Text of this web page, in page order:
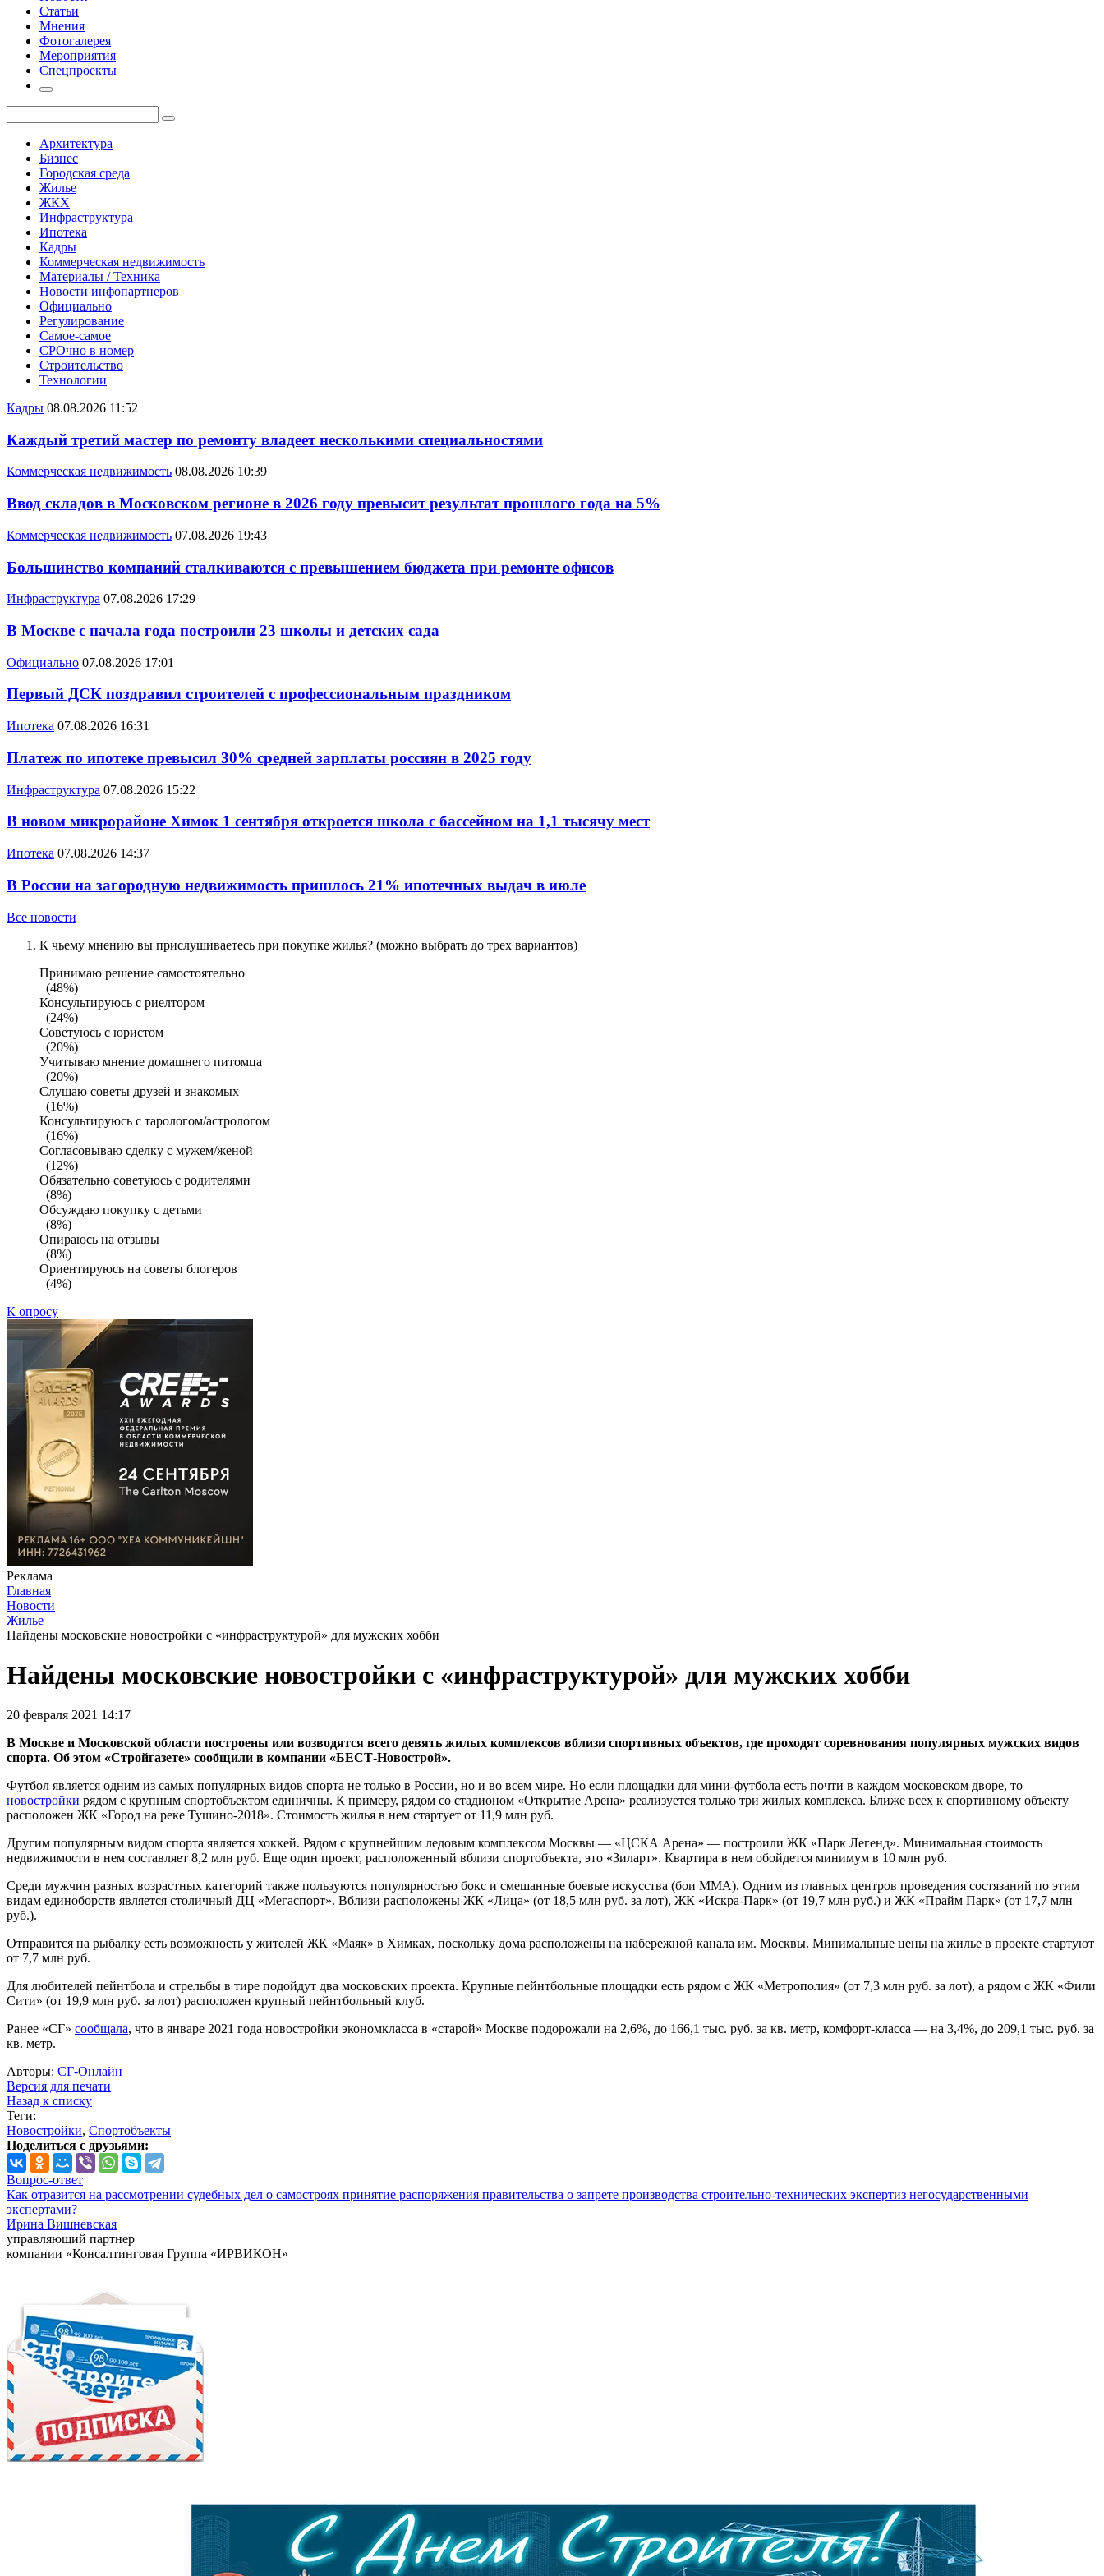
Статьи
Мнения
Фотогалерея
Мероприятия
Спецпроекты
Архитектура
Бизнес
Городская среда
Жилье
ЖКХ
Инфраструктура
Ипотека
Кадры
Коммерческая недвижимость
Материалы / Техника
Новости инфопартнеров
Официально
Регулирование
Самое-самое
СРОчно в номер
Строительство
Технологии
Кадры 08.08.2026 11:52
Каждый третий мастер по ремонту владеет несколькими специальностями
Коммерческая недвижимость 08.08.2026 10:39
Ввод складов в Московском регионе в 2026 году превысит результат прошлого года на 5%
Коммерческая недвижимость 07.08.2026 19:43
Большинство компаний сталкиваются с превышением бюджета при ремонте офисов
Инфраструктура 07.08.2026 17:29
В Москве с начала года построили 23 школы и детских сада
Официально 07.08.2026 17:01
Первый ДСК поздравил строителей с профессиональным праздником
Ипотека 07.08.2026 16:31
Платеж по ипотеке превысил 30% средней зарплаты россиян в 2025 году
Инфраструктура 07.08.2026 15:22
В новом микрорайоне Химок 1 сентября откроется школа с бассейном на 1,1 тысячу мест
Ипотека 07.08.2026 14:37
В России на загородную недвижимость пришлось 21% ипотечных выдач в июле
Все новости
К чьему мнению вы прислушиваетесь при покупке жилья? (можно выбрать до трех вариантов)
Принимаю решение самостоятельно
(48%)
Консультируюсь с риелтором
(24%)
Советуюсь с юристом
(20%)
Учитываю мнение домашнего питомца
(20%)
Слушаю советы друзей и знакомых
(16%)
Консультируюсь с тарологом/астрологом
(16%)
Согласовываю сделку с мужем/женой
(12%)
Обязательно советуюсь с родителями
(8%)
Обсуждаю покупку с детьми
(8%)
Опираюсь на отзывы
(8%)
Ориентируюсь на советы блогеров
(4%)
К опросу
Реклама
Главная
Новости
Жилье
Найдены московские новостройки с «инфраструктурой» для мужских хобби
Найдены московские новостройки с «инфраструктурой» для мужских хобби
20 февраля 2021 14:17
В Москве и Московской области построены или возводятся всего девять жилых комплексов вблизи спортивных объектов, где проходят соревнования популярных мужских видов
спорта. Об этом «Стройгазете» сообщили в компании «БЕСТ-Новострой».
Футбол является одним из самых популярных видов спорта не только в России, но и во всем мире. Но если площадки для мини-футбола есть почти в каждом московском дворе, то
новостройки рядом с крупным спортобъектом единичны. К примеру, рядом со стадионом «Открытие Арена» реализуется только три жилых комплекса. Ближе всех к спортивному объекту
расположен ЖК «Город на реке Тушино-2018». Стоимость жилья в нем стартует от 11,9 млн руб.
Другим популярным видом спорта является хоккей. Рядом с крупнейшим ледовым комплексом Москвы — «ЦСКА Арена» — построили ЖК «Парк Легенд». Минимальная стоимость
недвижимости в нем составляет 8,2 млн руб. Еще один проект, расположенный вблизи спортобъекта, это «Зиларт». Квартира в нем обойдется минимум в 10 млн руб.
Среди мужчин разных возрастных категорий также пользуются популярностью бокс и смешанные боевые искусства (бои MMA). Одним из главных центров проведения состязаний по этим
видам единоборств является столичный ДЦ «Мегаспорт». Вблизи расположены ЖК «Лица» (от 18,5 млн руб. за лот), ЖК «Искра-Парк» (от 19,7 млн руб.) и ЖК «Прайм Парк» (от 17,7 млн
руб.).
Отправится на рыбалку есть возможность у жителей ЖК «Маяк» в Химках, поскольку дома расположены на набережной канала им. Москвы. Минимальные цены на жилье в проекте стартуют
от 7,7 млн руб.
Для любителей пейнтбола и стрельбы в тире подойдут два московских проекта. Крупные пейнтбольные площадки есть рядом с ЖК «Метрополия» (от 7,3 млн руб. за лот), а рядом с ЖК «Фили
Сити» (от 19,9 млн руб. за лот) расположен крупный пейнтбольный клуб.
Ранее «СГ» сообщала, что в январе 2021 года новостройки экономкласса в «старой» Москве подорожали на 2,6%, до 166,1 тыс. руб. за кв. метр, комфорт-класса — на 3,4%, до 209,1 тыс. руб. за
кв. метр.
Авторы: СГ-Онлайн
Версия для печати
Назад к списку
Теги:
Новостройки, Спортобъекты
Поделиться с друзьями:
Вопрос-ответ
Как отразится на рассмотрении судебных дел о самостроях принятие распоряжения правительства о запрете производства строительно-технических экспертиз негосударственными
экспертами?
Ирина Вишневская
управляющий партнер
компании «Консалтинговая Группа «ИРВИКОН»